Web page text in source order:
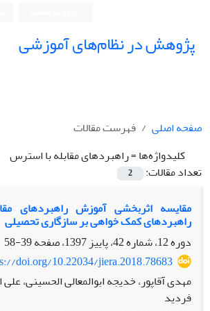
پژوهش در نظام‌های آموزشی
صفحه اصلی
فهرست مقالات
کلیدواژه‌ها =راهبردهای مقابله با استرس
تعداد مقالات:
2
مقایسه اثربخشی آموزش راهبردهای
راهبردهای کمک خواهی بر سازگاری تحصیلی
دوره 12، شماره 42، پاییز 1397، صفحه
39-58
doi.org/10.22034/jiera.2018.78683
مهدی آقاپور، خدیجه ابوالمعالی الحسینی،
فردید